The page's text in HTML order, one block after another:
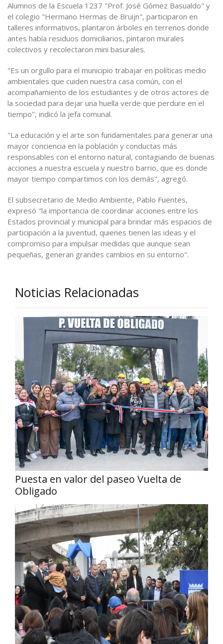
Alumnos de la Escuela 1237 "Prof. José Gómez Basualdo" y
el colegio "Hermano Hermas de Bruijn", participaron en
talleres informativos, plantaron árboles en terrenos donde
antes había residuos domiciliarios, pintaron murales
colectivos y recolectaron mini basurales.
"Es un orgullo para el municipio trabajar en políticas medio
ambientales que cuiden nuestra casa común, con el
acompañamiento de los estudiantes y de otros actores de
la sociedad para dejar una huella verde que perdure en el
tiempo", indicó la jefa comunal.
"La educación y el arte son fundamentales para generar una
mayor conciencia en la población y conductas más
responsables con el entorno natural, contagiando de buenas
acciones a nuestra escuela y nuestro barrio, que es donde
mayor tiempo compartimos con los demás", agregó.
El subsecretario de Medio Ambiente, Pablo Fuentes,
expresó "la importancia de coordinar acciones entre los
Estados provincial y municipal para brindar más espacios de
participación a la juventud, quienes tienen las ideas y el
compromiso para impulsar medidas que aunque sean
pequeñas, generan grandes cambios en su entorno".
Noticias Relacionadas
Puesta en valor del paseo Vuelta de
Obligado